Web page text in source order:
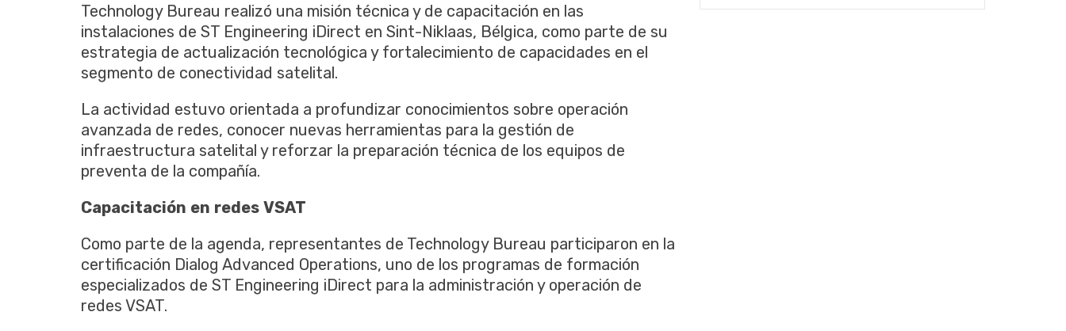
Technology Bureau realizó una misión técnica y de capacitación en las
instalaciones de ST Engineering iDirect en Sint-Niklaas, Bélgica, como parte de su
estrategia de actualización tecnológica y fortalecimiento de capacidades en el
segmento de conectividad satelital.
La actividad estuvo orientada a profundizar conocimientos sobre operación
avanzada de redes, conocer nuevas herramientas para la gestión de
infraestructura satelital y reforzar la preparación técnica de los equipos de
preventa de la compañía.
Capacitación en redes VSAT
Como parte de la agenda, representantes de Technology Bureau participaron en la
certificación Dialog Advanced Operations, uno de los programas de formación
especializados de ST Engineering iDirect para la administración y operación de
redes VSAT.